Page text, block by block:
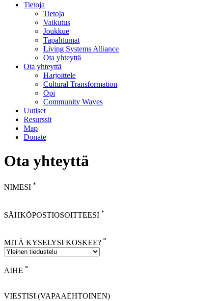
Tietoja
Tietoja
Vaikutus
Joukkue
Tapahtumat
Living Systems Alliance
Ota yhteyttä
Ota yhteyttä
Harjoittele
Cultural Transformation
Opi
Community Waves
Uutiset
Resurssit
Map
Donate
Ota yhteyttä
NIMESI *
SÄHKÖPOSTIOSOITTEESI *
MITÄ KYSELYSI KOSKEE? *
AIHE *
VIESTISI (VAPAAEHTOINEN)